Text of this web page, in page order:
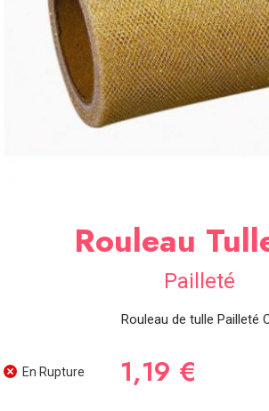
SOIRÉE
OCCASIONS
SPÉCIALES
Rouleau
Pailleté
Rouleau de tulle Pailleté
En Rupture 1,19 €